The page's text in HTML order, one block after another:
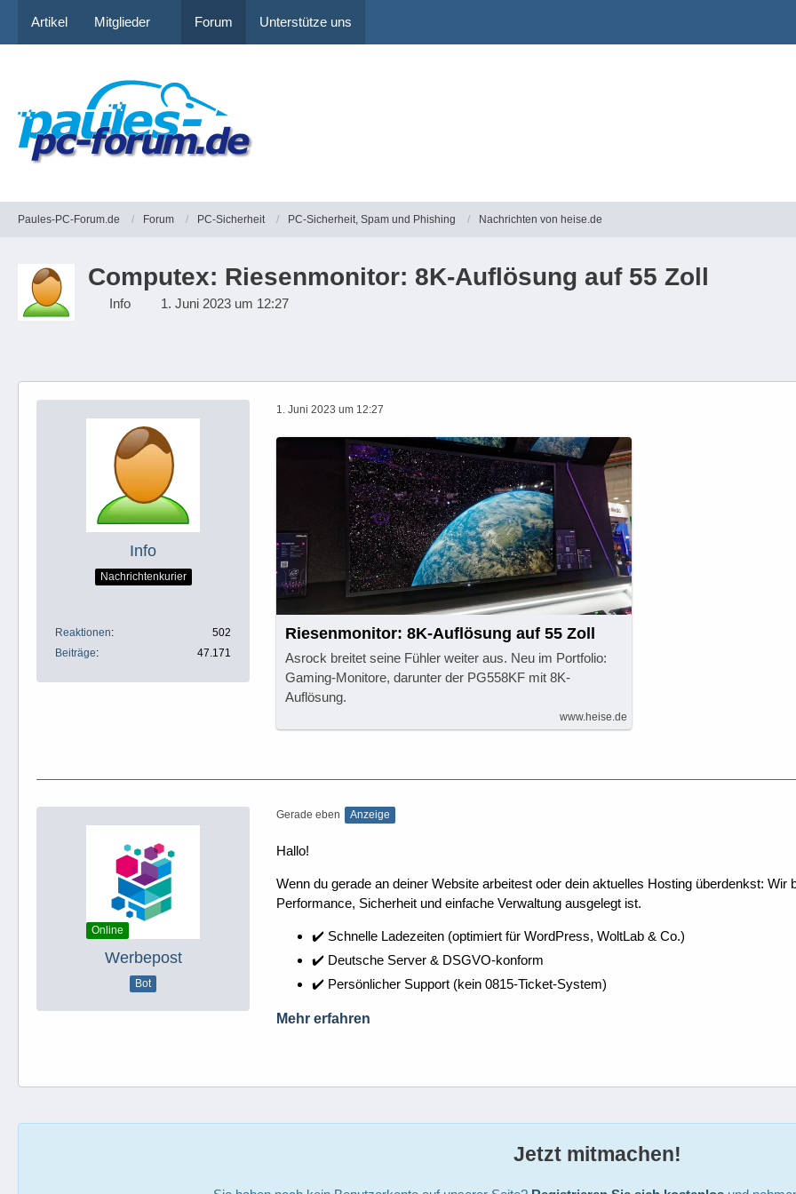
Artikel Mitglieder Forum Unterstütze uns
Paules-PC-Forum.de Forum PC-Sicherheit PC-Sicherheit, Spam und Phishing Nachrichten von heise.de
Computex: Riesenmonitor: 8K-Auflösung auf 55 Zoll
Info 1. Juni 2023 um 12:27
Info
Nachrichtenkurier
Reaktionen
502
Beiträge
47.171
1. Juni 2023 um 12:27
Riesenmonitor: 8K-Auflösung auf 55 Zoll
Asrock breitet seine Fühler weiter aus. Neu im Portfolio:
Gaming-Monitore, darunter der PG558KF mit 8K-
Auflösung.
www.heise.de
Online
Werbepost
Bot
Gerade eben Anzeige
Hallo!
Wenn du gerade an deiner Website arbeitest oder dein aktuelles Hosting überdenkst:
Performance, Sicherheit und einfache Verwaltung ausgelegt ist.
✔️ Schnelle Ladezeiten (optimiert für WordPress, WoltLab & Co.)
✔️ Deutsche Server & DSGVO-konform
✔️ Persönlicher Support (kein 0815-Ticket-System)
Mehr erfahren
Jetzt mitmachen!